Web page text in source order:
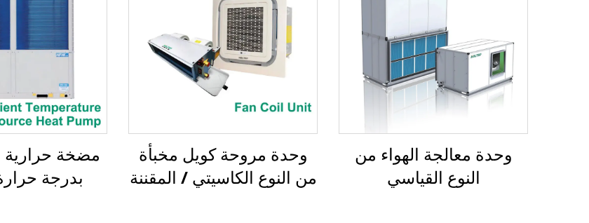
وحدة معالجة الهواء من
النوع القياسي
وحدة مروحة كويل مخبأة
من النوع الكاسيتي / المقننة
مضخة
بدرجة